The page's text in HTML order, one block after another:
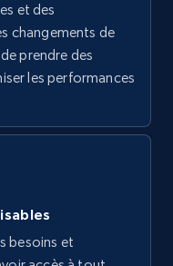
Product
Rating,
et des
changements de
prendre des
les performances
besoins et